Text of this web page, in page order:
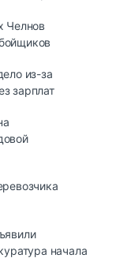
Челнов
из-за
зарплат
начала